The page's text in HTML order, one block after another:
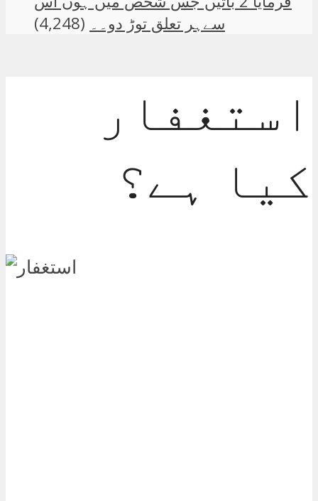
سےہر تعلق توڑ دو۔۔ (4,248)
استغفار
کیا ہے؟